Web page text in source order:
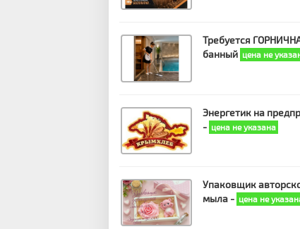
Требуется
банный цена не
Энергетик на
- цена не указана
Упаковщик
мыла - цена не